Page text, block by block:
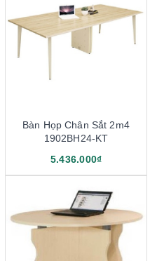
Bàn Họp Chân Sắt 2m4
1902BH24-KT
5.436.000₫